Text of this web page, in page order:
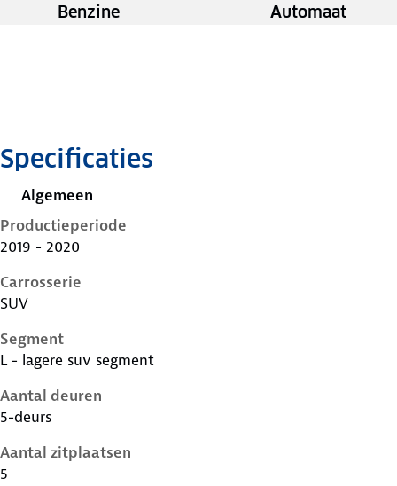
Benzine Automaat
Specificaties
Algemeen
Productieperiode
2019 - 2020
Carrosserie
SUV
Segment
L - lagere suv segment
Aantal deuren
5-deurs
Aantal zitplaatsen
5